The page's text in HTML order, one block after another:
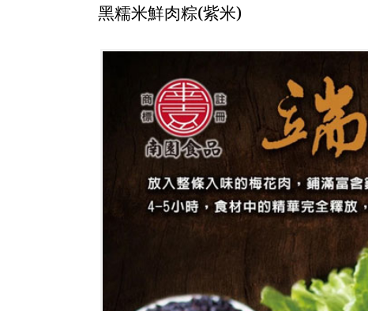
黑糯米鮮肉粽(紫米)